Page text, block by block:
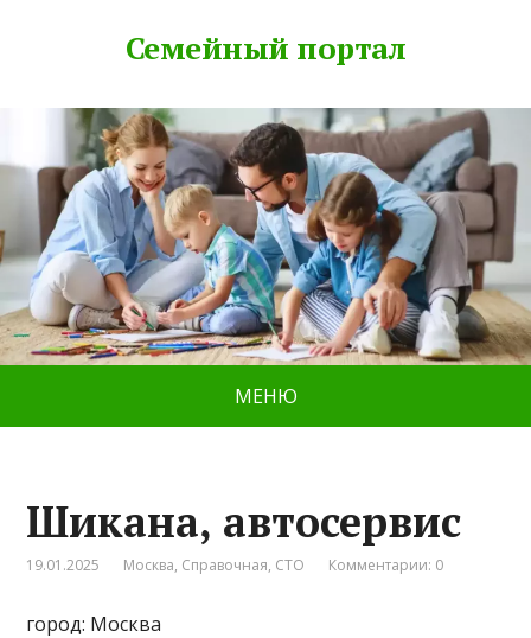
Семейный портал
МЕНЮ
Шикана, автосервис
19.01.2025 Москва, Справочная, СТО Комментарии: 0
город: Москва